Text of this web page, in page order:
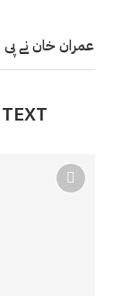
عمران خان نے